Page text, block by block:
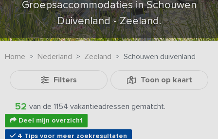
Groepsaccommodaties in Schouwen
Duivenland - Zeeland.
Home Nederland Zeeland Schouwen duivenland
Filters Toon op kaart
52 van de 1154 vakantieadressen gematcht.
Deel mijn overzicht
4 Tips voor meer zoekresultaten